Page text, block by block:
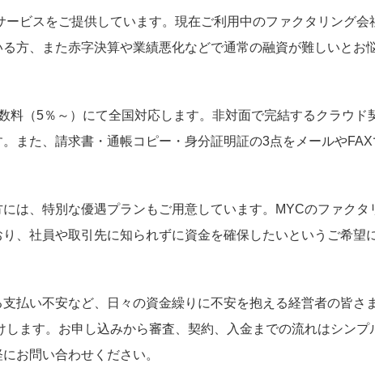
ビスをご提供しています。現在ご利用中のファクタリング会
方、また赤字決算や業績悪化などで通常の融資が難しいとお
料（5％～）にて全国対応します。非対面で完結するクラウド
また、請求書・通帳コピー・身分証明証の3点をメールやFAX
は、特別な優遇プランもご用意しています。MYCのファクタ
、社員や取引先に知られずに資金を確保したいというご希望
払い不安など、日々の資金繰りに不安を抱える経営者の皆さ
ます。お申し込みから審査、契約、入金までの流れはシンプ
お問い合わせください。